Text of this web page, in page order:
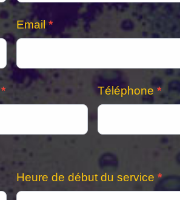
Email*
* Téléphone*
Heure de début du service *